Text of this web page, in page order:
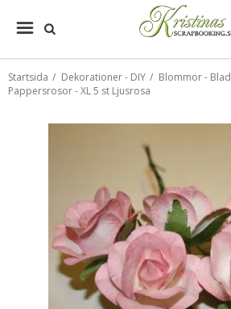
Startsida / Dekorationer - DIY / Blommor - Blad
Pappersrosor - XL 5 st Ljusrosa